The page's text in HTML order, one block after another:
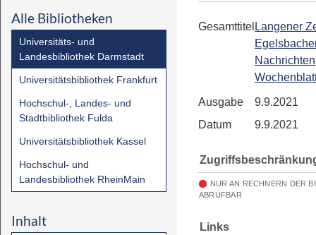
Alle Bibliotheken
Universitäts- und
Landesbibliothek Darmstadt
Universitätsbibliothek Frankfurt
Hochschul-, Landes- und
Stadtbibliothek Fulda
Universitätsbibliothek Kassel
Hochschul- und
Landesbibliothek RheinMain
Inhalt
Gesamttitel Langener
Ausgabe
9.9.2021
Datum
9.9.2021
NUR AN RECHNERN DER
ABRUFBAR
Links